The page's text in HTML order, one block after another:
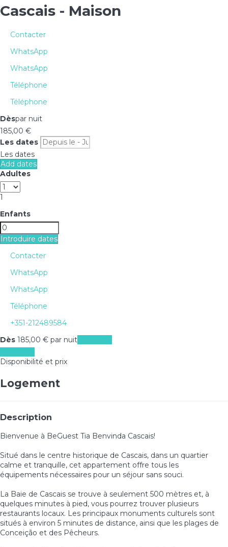
Cascais - Maison
Contacter
WhatsApp
WhatsApp
Téléphone
Téléphone
Dèspar nuit
185,00 €
Les dates
Les dates
Add dates
Adultes
1
Enfants
Introduire dates
Contacter
WhatsApp
WhatsApp
Téléphone
+351-212489584
Dès 185,00 € par nuit
Disponibilité et prix
Logement
Description
Bienvenue à BeGuest Tia Benvinda Cascais!
Situé dans le centre historique de Cascais, dans un quartier
calme et tranquille, cet appartement offre tous les
équipements nécessaires pour un séjour sans souci.
La Baie de Cascais se trouve à seulement 500 mètres et, à
quelques minutes à pied, vous pourrez trouver plusieurs
restaurants locaux. Les principaux monuments culturels sont
situés à environ 5 minutes de distance, ainsi que les plages de
Conceição et des Pêcheurs.